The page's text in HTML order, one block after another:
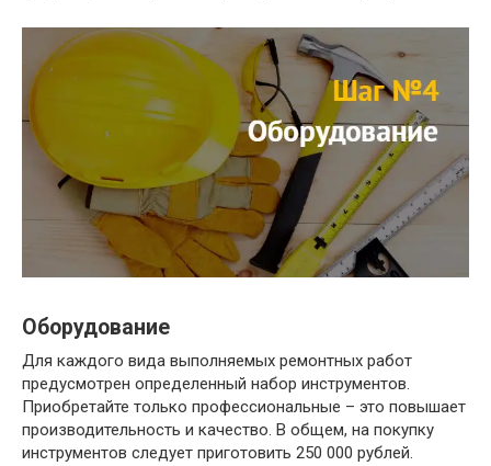
Оборудование
Для каждого вида выполняемых ремонтных работ
предусмотрен определенный набор инструментов.
Приобретайте только профессиональные – это повышает
производительность и качество. В общем, на покупку
инструментов следует приготовить 250 000 рублей.